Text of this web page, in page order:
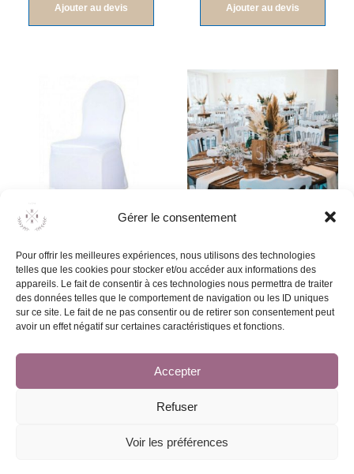
Gérer le consentement
Pour offrir les meilleures expériences, nous utilisons des technologies
telles que les cookies pour stocker et/ou accéder aux informations des
appareils. Le fait de consentir à ces technologies nous permettra de traiter
des données telles que le comportement de navigation ou les ID uniques
sur ce site. Le fait de ne pas consentir ou de retirer son consentement peut
avoir un effet négatif sur certaines caractéristiques et fonctions.
Accepter
Refuser
Voir les préférences
Ajouter au devis Ajouter au devis
1,50€
Ajouter au devis
personnes* (couleur foncée)
34,00€
Ajouter au devis
© 2026 - HBNB Event | Tous droits réservés